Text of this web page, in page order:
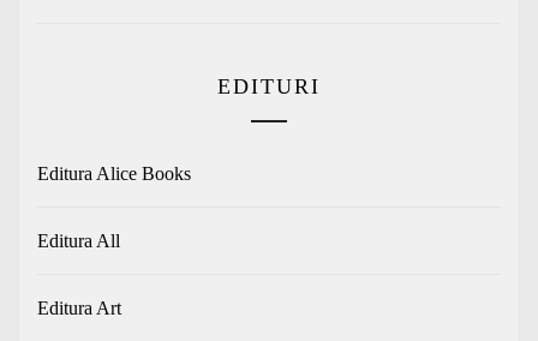
EDITURI
Editura Alice Books
Editura All
Editura Art